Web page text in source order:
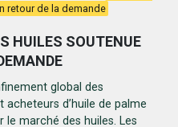
retour de la demande
HUILES SOUTENUE
global des
d’huile de palme
marché des huiles. Les